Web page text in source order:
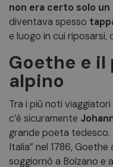
non era certo solo
diventava spesso
e luogo in cui riposarsi,
Goethe e
alpino
Tra i più noti
c’è sicuramente
grande poeta tedesco.
Italia” nel 1786,
soggiornò a Bolzano e